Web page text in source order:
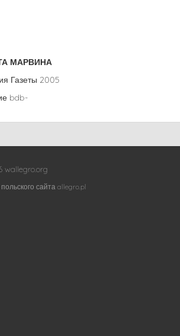
МАРВИНА
Газеты 2005
bdb-
wallegro.org
сайта allegro.pl